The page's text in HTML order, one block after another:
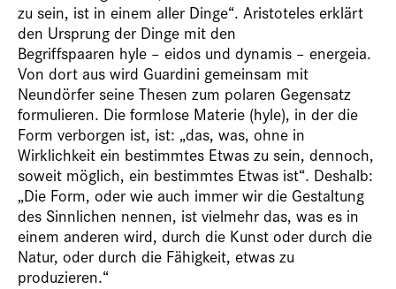
zu sein, ist in einem aller Dinge“. Aristoteles erklärt
den Ursprung der Dinge mit den
Begriffspaaren hyle – eidos und dynamis – energeia.
Von dort aus wird Guardini gemeinsam mit
Neundörfer seine Thesen zum polaren Gegensatz
formulieren. Die formlose Materie (hyle), in der die
Form verborgen ist, ist: „das, was, ohne in
Wirklichkeit ein bestimmtes Etwas zu sein, dennoch,
soweit möglich, ein bestimmtes Etwas ist“. Deshalb:
„Die Form, oder wie auch immer wir die Gestaltung
des Sinnlichen nennen, ist vielmehr das, was es in
einem anderen wird, durch die Kunst oder durch die
Natur, oder durch die Fähigkeit, etwas zu
produzieren.“